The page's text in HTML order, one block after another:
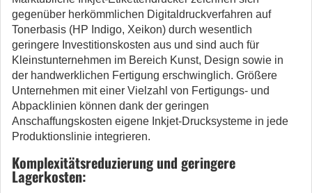
gegenüber herkömmlichen Digitaldruckverfahren auf
Tonerbasis (HP Indigo, Xeikon) durch wesentlich
geringere Investitionskosten aus und sind auch für
Kleinstunternehmen im Bereich Kunst, Design sowie in
der handwerklichen Fertigung erschwinglich. Größere
Unternehmen mit einer Vielzahl von Fertigungs- und
Abpacklinien können dank der geringen
Anschaffungskosten eigene Inkjet-Drucksysteme in jede
Produktionslinie integrieren.
Komplexitätsreduzierung und geringere
Lagerkosten: